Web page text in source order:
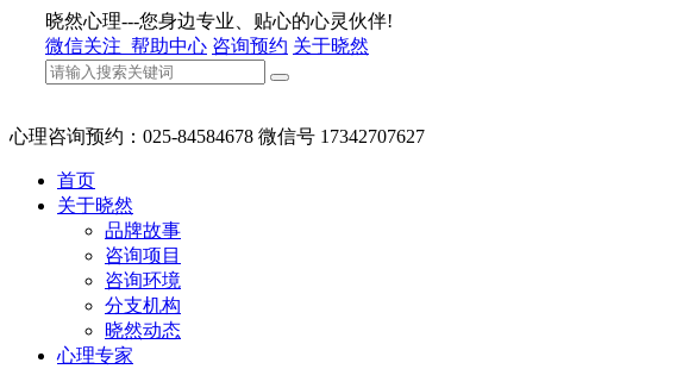
晓然心理---您身边专业、贴心的心灵伙伴!
微信关注 帮助中心 咨询预约 关于晓然
心理咨询预约：025-84584678 微信号 17342707627
首页
关于晓然
品牌故事
咨询项目
咨询环境
分支机构
晓然动态
心理专家